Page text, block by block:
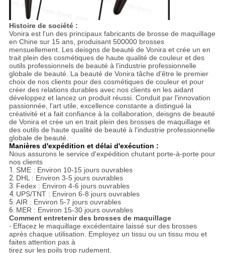
Histoire de société :
Vonira est l'un des principaux fabricants de brosse de maquillage
en Chine sur 15 ans, produisant 500000 brosses
mensuellement. Les deisgns de beauté de Vonira et crée un en
trait plein des cosmétiques de haute qualité de couleur et des
outils professionnels de beauté à l'industrie professionnelle
globale de beauté. La beauté de Vonira tâche d'être le premier
choix de nos clients pour des cosmétiques de couleur et pour
créer des relations durables avec nos clients en les aidant
développez et lancez un produit réussi. Conduit par l'innovation
passionnée, l'art utile, excellence constante a distingué la
créativité et a fait confiance à la collaboration, deisgns de beauté
de Vonira et crée un en trait plein des brosses de maquillage et
des outils de haute qualité de beauté à l'industrie professionnelle
globale de beauté.
Manières d'expédition et délai d'exécution :
Nous assurons le service d'expédition chutant porte-à-porte pour
nos clients
1. SME : Environ 10-15 jours ouvrables
2. DHL : Environ 3-5 jours ouvrables
3. Fedex : Environ 4-6 jours ouvrables
4. UPS/TNT : Environ 6-8 jours ouvrables
5. AIR : Environ 5-7 jours ouvrables
6. MER : Environ 15-30 jours ouvrables
Comment entretenir des brosses de maquillage
- Effacez le maquillage excédentaire laissé sur des brosses
après chaque utilisation. Employez un tissu ou un tissu mou et
faites attention pas à
tirez sur les poils trop rudement.